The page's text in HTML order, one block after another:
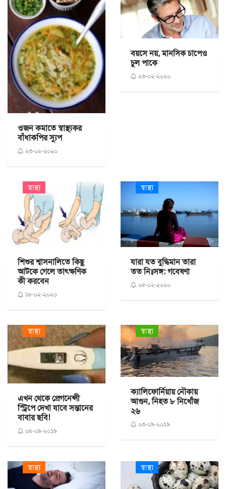
ওজন কমাতে স্বাস্থ্যকর
বাঁধাকপির স্যুপ
২৩-০২-২০২০
বয়সে নয়, মানসিক চাপেও
চুল পাকে
২৩-০২-২০২০
স্বাস্থ্য
শিশুর শ্বাসনালিতে কিছু
আটকে গেলে তাৎক্ষণিক
কী করবেন
১৮-০২-২০২০
স্বাস্থ্য
যারা যত বুদ্ধিমান তারা
তত নিঃসঙ্গ: গবেষণা
০৫-০২-২০২০
স্বাস্থ্য
এখন থেকে প্রেগনেন্সী
স্ট্রিপে দেখা যাবে সন্তানের
বাবার ছবি!
০৪-০৯-২০১৯
স্বাস্থ্য
ক্যালিফোর্নিয়ায় নৌকায়
আগুন, নিহত ৮ নিখোঁজ
২৬
০৩-০৯-২০১৯
স্বাস্থ্য স্বাস্থ্য